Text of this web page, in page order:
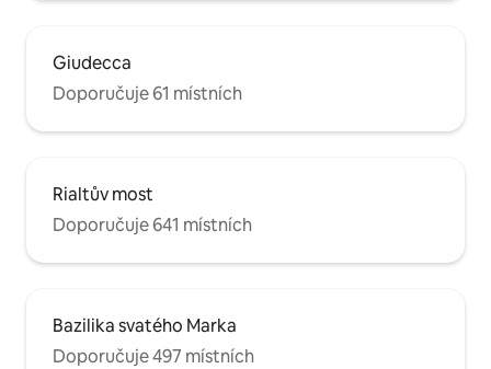
Giudecca
Doporučuje 61 místních
Rialtův most
Doporučuje 641 místních
Bazilika svatého Marka
Doporučuje 497 místních